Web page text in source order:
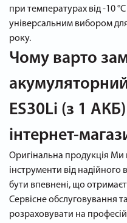
при температурах від -10
універсальним вибором
року.
Чому варто
ES30Li (з 1
інтернет-
Оригінальна продукція
інструменти від
бути впевнені, що
Сервісне обслуговування
розраховувати на